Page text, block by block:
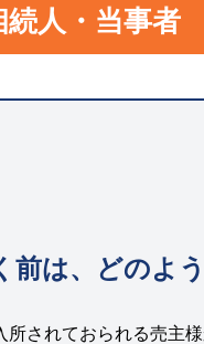
続人・当事者
前は、どのよ
されておられる売主